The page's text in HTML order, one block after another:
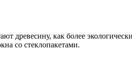
древесину, как более
со стеклопакетами.